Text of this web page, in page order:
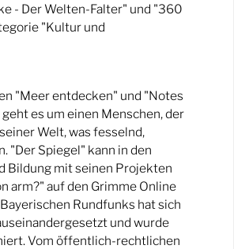
- Der Welten-Falter" und "360
"Kultur und
"Meer entdecken" und "Notes
es um einen Menschen, der
Welt, was fesselnd,
"Der Spiegel" kann in den
Bildung mit seinen Projekten
arm?" auf den Grimme Online
Rundfunks hat sich
und wurde
Vom öffentlich-rechtlichen